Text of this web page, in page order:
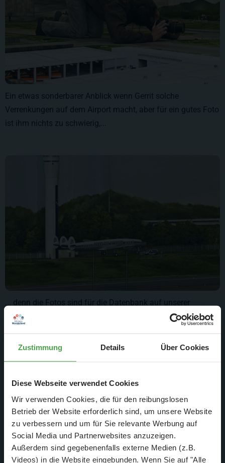
Zustimmung Details Über Cookies
Diese Webseite verwendet Cookies
Wir verwenden Cookies, die für den reibungslosen
Betrieb der Website erforderlich sind, um unsere Website
zu verbessern und um für Sie relevante Werbung auf
Social Media und Partnerwebsites anzuzeigen.
Außerdem sind gegebenenfalls externe Medien (z.B.
Videos) in die Website eingebunden. Wenn Sie auf "Alle
Ein etwas sonderbarer Anblick wenn Gerrit solche
Verrenkungen auf dem Airport macht, aber für ein gutes Foto
ist ihm nichts zu schwierig,...
... denn die Fotos sind für die Datenbank auf unserer
Internetseite.